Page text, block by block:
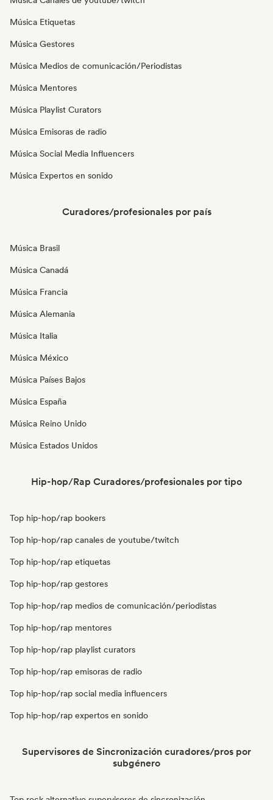
Música Etiquetas
Música Gestores
Música Medios de comunicación/Periodistas
Música Mentores
Música Playlist Curators
Música Emisoras de radio
Música Social Media Influencers
Música Expertos en sonido
Curadores/profesionales por país
Música Brasil
Música Canadá
Música Francia
Música Alemania
Música Italia
Música México
Música Países Bajos
Música España
Música Reino Unido
Música Estados Unidos
Hip-hop/Rap Curadores/profesionales por tipo
Top hip-hop/rap bookers
Top hip-hop/rap canales de youtube/twitch
Top hip-hop/rap etiquetas
Top hip-hop/rap gestores
Top hip-hop/rap medios de comunicación/periodistas
Top hip-hop/rap mentores
Top hip-hop/rap playlist curators
Top hip-hop/rap emisoras de radio
Top hip-hop/rap social media influencers
Top hip-hop/rap expertos en sonido
Supervisores de Sincronización curadores/pros por
subgénero